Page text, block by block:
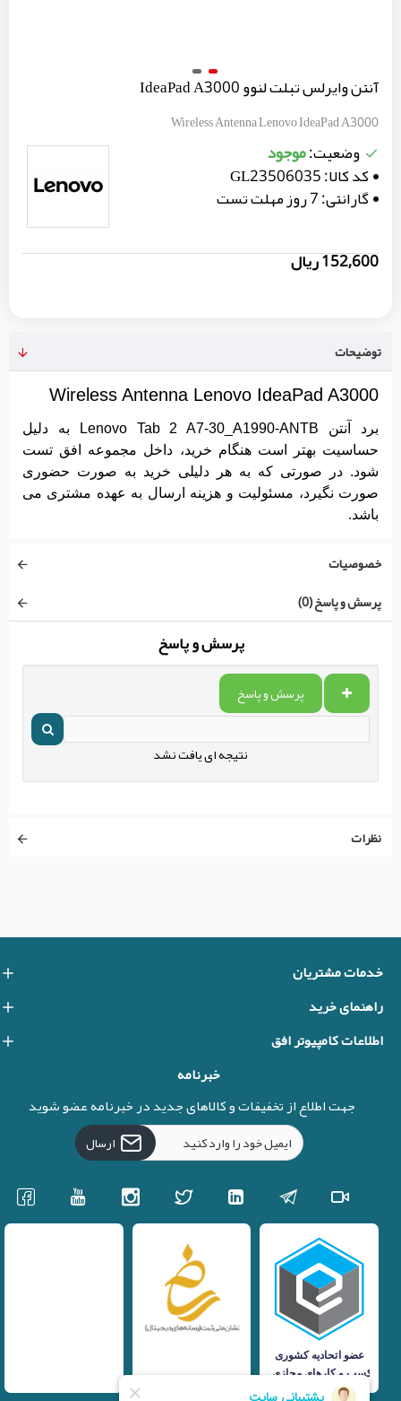
آنتن وایرلس تبلت لنوو IdeaPad A3000
Wireless Antenna Lenovo IdeaPad A3000
وضعیت:موجود
کد کالا:GL23506035
گارانتی:7 روز مهلت تست
152,600 ریال
توضیحات
Wireless Antenna Lenovo IdeaPad A3000
برد آنتن Lenovo Tab 2 A7-30_A1990-ANTB به دلیل
حساسیت بهتر است هنگام خرید، داخل مجموعه افق تست
شود. در صورتی که به هر دلیلی خرید به صورت حضوری
صورت نگیرد، مسئولیت و هزینه ارسال به عهده مشتری می
باشد.
خصوصیات
پرسش و پاسخ (0)
پرسش و پاسخ
پرسش و پاسخ
نتیجه ای یافت نشد
نظرات
خدمات مشتریان
راهنمای خرید
اطلاعات کامپیوتر افق
خبرنامه
جهت اطلاع از تخفیفات و کالاهای جدید در خبرنامه عضو شوید
ارسال